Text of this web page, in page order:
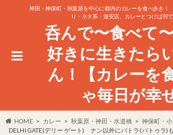
神田・神保町・秋葉原を中心に都内のカレーを食べ歩き
り・ネタ系・激安店、カレーとつけば何
呑んで〜食べて
好きに生きたら
ん！【カレーを
ゃ毎日が幸せ
HOME カレー 秋葉原・神田・水道橋
神保町・
DELHI GATE(デリー ゲート) ナン以外にバトラ(バトゥラ)